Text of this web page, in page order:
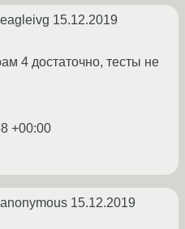
15.12.2019
4 достаточно, тесты не
+00:00
15.12.2019